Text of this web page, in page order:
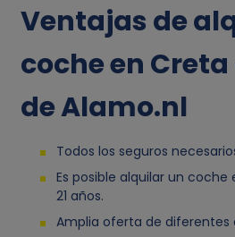
Ventajas de
coche en
de Alamo.nl
Todos los seguros
Es posible alquilar un
21 años.
Amplia oferta de diferentes
o
s
p